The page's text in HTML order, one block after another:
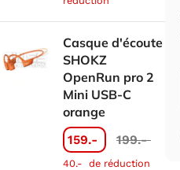
Casque d'écoute
SHOKZ
OpenRun pro 2
Mini USB-C
orange
159.- 199.-
40.- de réduction